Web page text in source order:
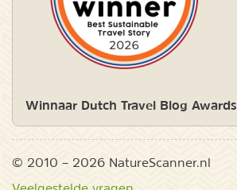
Winnaar Dutch Travel Blog Awards
© 2010 – 2026 NatureScanner.nl